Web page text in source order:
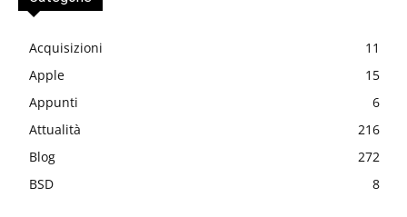
Acquisizioni
11
Apple
15
Appunti
6
Attualità
216
Blog
272
BSD
8